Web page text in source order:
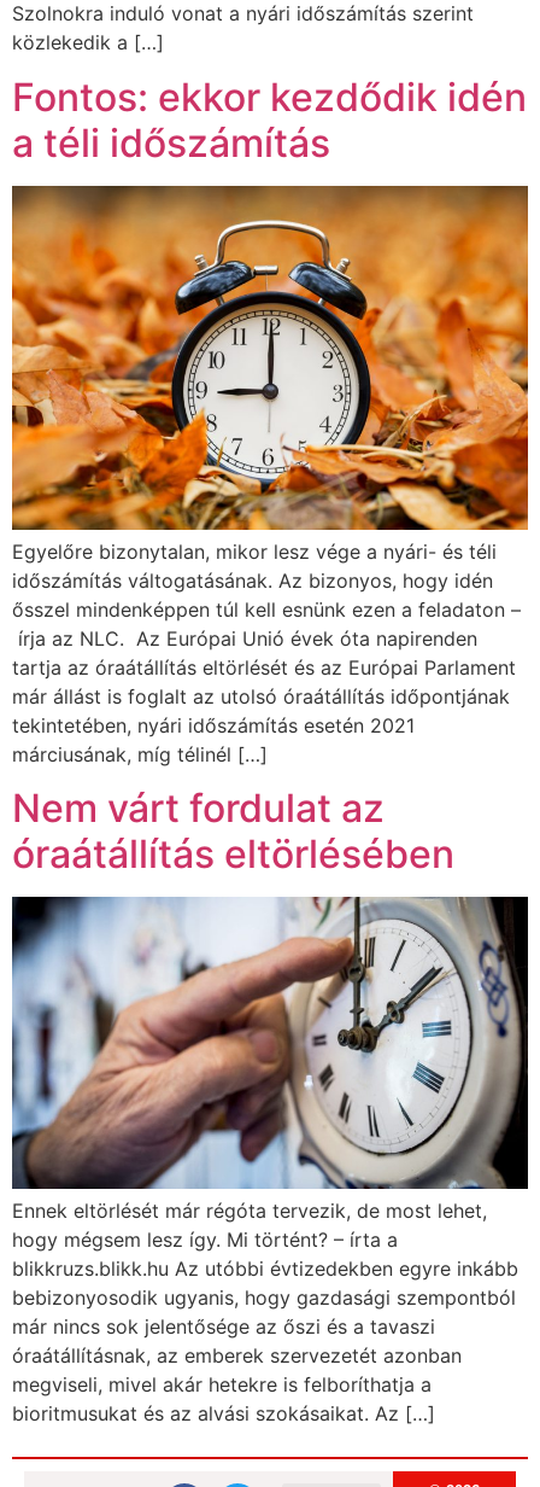
Szolnokra induló vonat a nyári időszámítás szerint
közlekedik a […]
Fontos: ekkor kezdődik idén
a téli időszámítás
Egyelőre bizonytalan, mikor lesz vége a nyári- és téli
időszámítás váltogatásának. Az bizonyos, hogy idén
ősszel mindenképpen túl kell esnünk ezen a feladaton –
írja az NLC. Az Európai Unió évek óta napirenden
tartja az óraátállítás eltörlését és az Európai Parlament
már állást is foglalt az utolsó óraátállítás időpontjának
tekintetében, nyári időszámítás esetén 2021
márciusának, míg télinél […]
Nem várt fordulat az
óraátállítás eltörlésében
Ennek eltörlését már régóta tervezik, de most lehet,
hogy mégsem lesz így. Mi történt? – írta a
blikkruzs.blikk.hu Az utóbbi évtizedekben egyre inkább
bebizonyosodik ugyanis, hogy gazdasági szempontból
már nincs sok jelentősége az őszi és a tavaszi
óraátállításnak, az emberek szervezetét azonban
megviseli, mivel akár hetekre is felboríthatja a
bioritmusukat és az alvási szokásaikat. Az […]